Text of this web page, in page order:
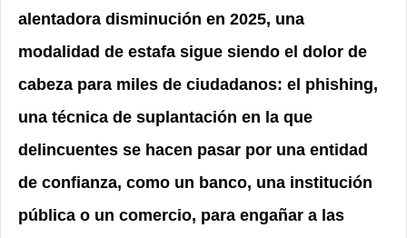
alentadora disminución en 2025, una
modalidad de estafa sigue siendo el dolor de
cabeza para miles de ciudadanos: el phishing,
una técnica de suplantación en la que
delincuentes se hacen pasar por una entidad
de confianza, como un banco, una institución
pública o un comercio, para engañar a las